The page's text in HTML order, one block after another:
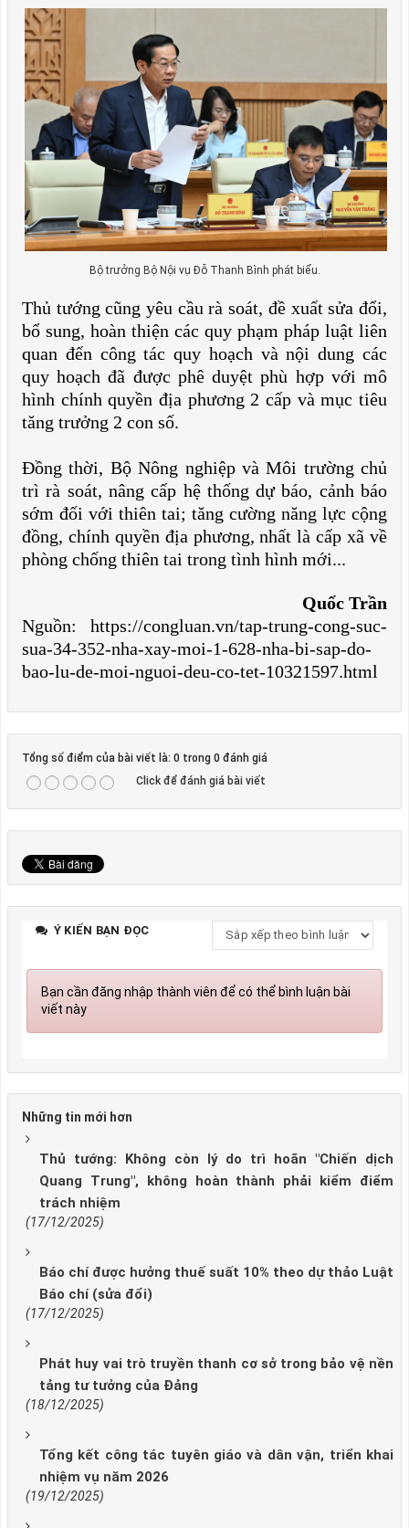
Bộ trưởng Bộ Nội vụ Đỗ Thanh Bình phát biểu.
Thủ tướng cũng yêu cầu rà soát, đề xuất sửa đổi,
bổ sung, hoàn thiện các quy phạm pháp luật liên
quan đến công tác quy hoạch và nội dung các
quy hoạch đã được phê duyệt phù hợp với mô
hình chính quyền địa phương 2 cấp và mục tiêu
tăng trưởng 2 con số.
Đồng thời, Bộ Nông nghiệp và Môi trường chủ
trì rà soát, nâng cấp hệ thống dự báo, cảnh báo
sớm đối với thiên tai; tăng cường năng lực cộng
đồng, chính quyền địa phương, nhất là cấp xã về
phòng chống thiên tai trong tình hình mới...
Quốc Trần
Nguồn: https://congluan.vn/tap-trung-cong-suc-
sua-34-352-nha-xay-moi-1-628-nha-bi-sap-do-
bao-lu-de-moi-nguoi-deu-co-tet-10321597.html
Tổng số điểm của bài viết là: 0 trong 0 đánh giá
Click để đánh giá bài viết
Ý KIẾN BẠN ĐỌC
Bạn cần đăng nhập thành viên để có thể bình luận bài
viết này
Những tin mới hơn
Thủ tướng: Không còn lý do trì hoãn "Chiến dịch
Quang Trung", không hoàn thành phải kiểm điểm
trách nhiệm
(17/12/2025)
Báo chí được hưởng thuế suất 10% theo dự thảo Luật
Báo chí (sửa đổi)
(17/12/2025)
Phát huy vai trò truyền thanh cơ sở trong bảo vệ nền
tảng tư tưởng của Đảng
(18/12/2025)
Tổng kết công tác tuyên giáo và dân vận, triển khai
nhiệm vụ năm 2026
(19/12/2025)